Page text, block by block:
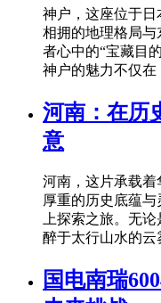
神户，这座位于
相拥的地理格局
者心中的“宝藏目
神户的魅力不仅在
河南：在历
意
河南，这片承载着
厚重的历史底蕴
上探索之旅。无
醉于太行山水的云
国电南瑞